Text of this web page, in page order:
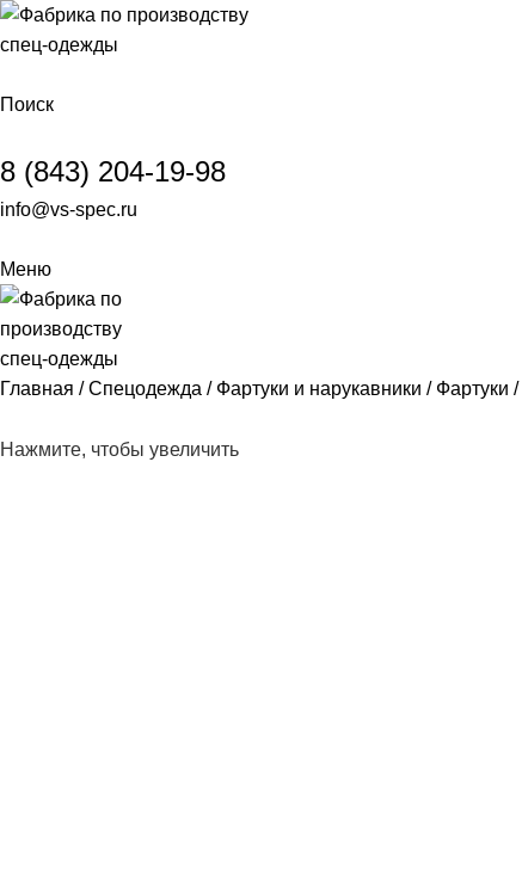
Поиск
8 (843) 204-19-98
info@vs-spec.ru
Меню
Главная Спецодежда Фартуки и нарукавники Фартуки
Нажмите, чтобы увеличить